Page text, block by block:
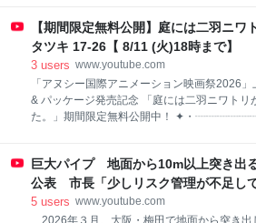
室。突如襲った震度６強の揺れに医療機器や
大きく揺さぶられるなか、医師２人が患者に
さり、必死に押さえます。 激しい揺れで転
病院によりますと、地震発生時、院内では４
の最中でしたが、いずれもそのまま続行され
事に終えたということです。 ＡＮＮの取材
真摯に行い、患者様ファーストで行動できた
りに思っております」とコメントしていま
総合病
【期間限定無料公開】庭には二羽ニワ
タツキ 17-26【 8/11 (火)18時まで】
3 users www.youtube.com
「アヌシー国際アニメーション映画祭2026」
& パッケージ発売記念 「庭には二羽ニワトリ
た。」期間限定無料公開中！ ✦・
映画祭である「アヌシー国際アニメーション
2026」にて、公式コンペティション部門「
Short Film Competition」に選出・正式出品さ
行われたことを記念し、「庭には二羽ニワト
巨大パイプ 地面から10m以上突き出
公表 市長「少しリスク管理が不足して
5 users www.youtube.com
2026年３月、大阪・梅田で地面から突き出